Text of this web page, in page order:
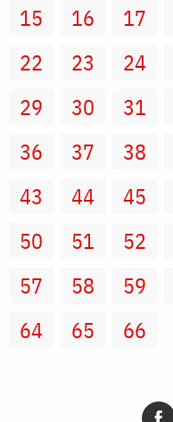
15
16 17
22
23 24
29
30 31
36
37 38
43
44 45
50
51 52
57
58 59
64
65 66